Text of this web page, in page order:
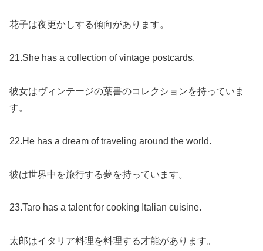
花子は夜更かしする傾向があります。
21.She has a collection of vintage postcards.
彼女はヴィンテージの葉書のコレクションを持っていま
す。
22.He has a dream of traveling around the world.
彼は世界中を旅行する夢を持っています。
23.Taro has a talent for cooking Italian cuisine.
太郎はイタリア料理を料理する才能があります。